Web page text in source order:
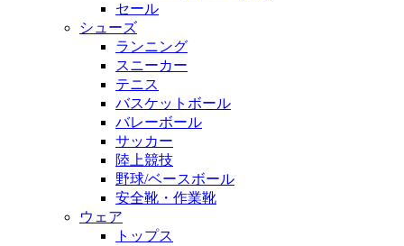
セール
シューズ
ランニング
スニーカー
テニス
バスケットボール
バレーボール
サッカー
陸上競技
野球/ベースボール
安全靴・作業靴
ウェア
トップス